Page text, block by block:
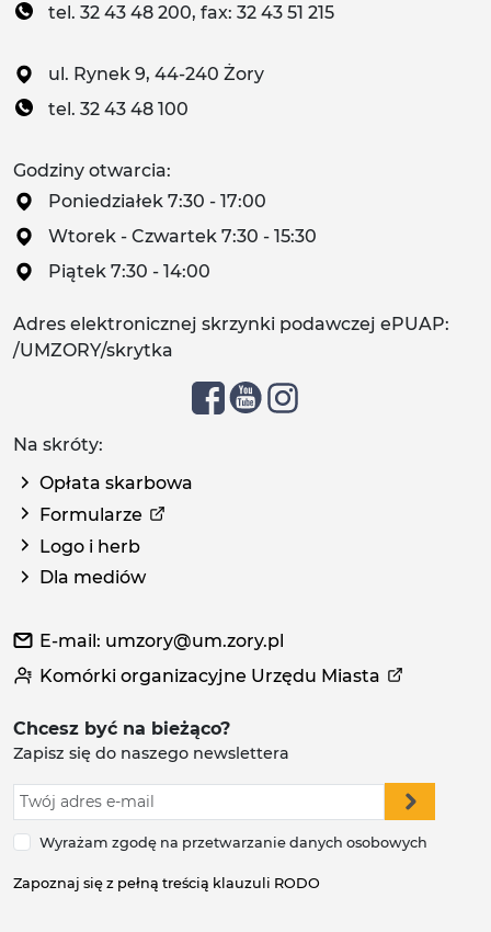
tel. 32 43 48 200, fax: 32 43 51 215
ul. Rynek 9, 44-240 Żory
tel. 32 43 48 100
Godziny otwarcia:
Poniedziałek 7:30 - 17:00
Wtorek - Czwartek 7:30 - 15:30
Piątek 7:30 - 14:00
Adres elektronicznej skrzynki podawczej ePUAP:
/UMZORY/skrytka
Na skróty:
Opłata skarbowa
Formularze
Logo i herb
Dla mediów
E-mail: umzory@um.zory.pl
Komórki organizacyjne Urzędu Miasta
Chcesz być na bieżąco?
Zapisz się do naszego newslettera
Wyrażam zgodę na przetwarzanie danych osobowych
Zapoznaj się z pełną treścią klauzuli RODO